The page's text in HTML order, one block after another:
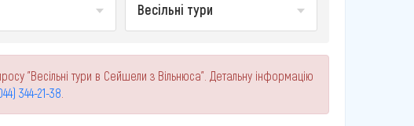
Весільні тури
"Весільні тури в Сейшели з Вільнюса". Детальну інформацію
344-21-38